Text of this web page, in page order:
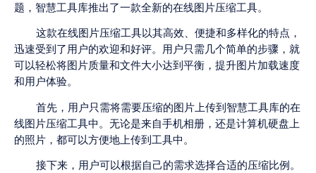
题，智慧工具库推出了一款全新的在线图片压缩工具。
这款在线图片压缩工具以其高效、便捷和多样化的特点，
迅速受到了用户的欢迎和好评。用户只需几个简单的步骤，就
可以轻松将图片质量和文件大小达到平衡，提升图片加载速度
和用户体验。
首先，用户只需将需要压缩的图片上传到智慧工具库的在
线图片压缩工具中。无论是来自手机相册，还是计算机硬盘上
的照片，都可以方便地上传到工具中。
接下来，用户可以根据自己的需求选择合适的压缩比例。